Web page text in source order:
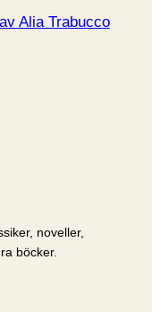
Alia Trabucco
noveller,
böcker.